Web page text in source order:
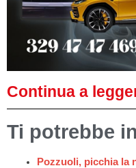
Continua a
Ti potrebbe
Pozzuoli, picchia la